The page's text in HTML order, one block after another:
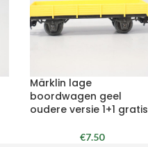
Märklin lage
boordwagen geel
oudere versie 1+1 gratis
€7.50